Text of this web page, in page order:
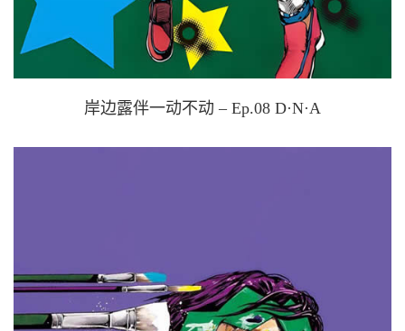
岸边露伴一动不动 – Ep.08 D·N·A